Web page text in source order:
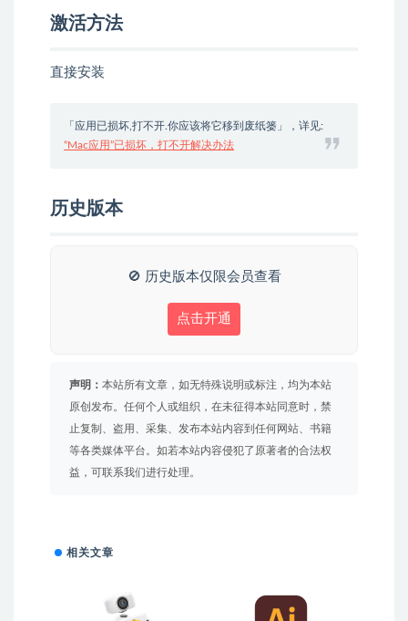
激活方法
直接安装
「应用已损坏,打不开.你应该将它移到废纸篓」，详见:
“Mac应用”已损坏，打不开解决办法
历史版本
🚫 历史版本仅限会员查看
点击开通
声明： 本站所有文章，如无特殊说明或标注，均为本站
原创发布。任何个人或组织，在未征得本站同意时，禁
止复制、盗用、采集、发布本站内容到任何网站、书籍
等各类媒体平台。如若本站内容侵犯了原著者的合法权
益，可联系我们进行处理。
相关文章